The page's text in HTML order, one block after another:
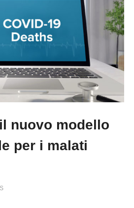
nuovo modello
per i malati